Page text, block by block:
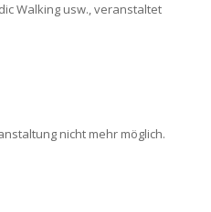
Walking usw., veranstaltet
nicht mehr möglich.